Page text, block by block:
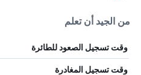
من الجيد أن تعلم
وقت تسجيل الصعود للطائرة
وقت تسجيل المغادرة